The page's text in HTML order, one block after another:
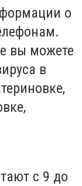
о
вы можете
в
с 9 до